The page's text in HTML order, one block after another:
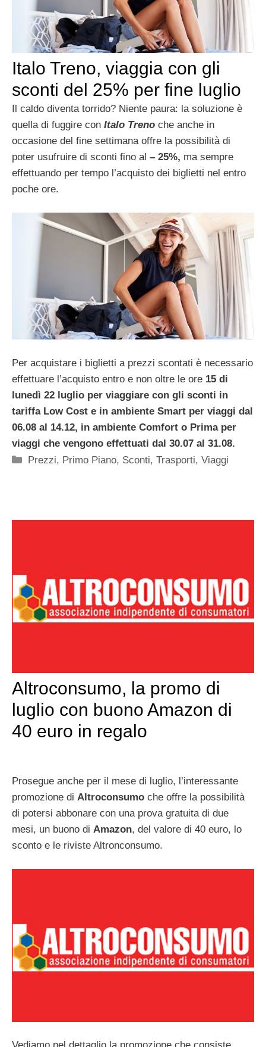
Italo Treno, viaggia con gli
sconti del 25% per fine luglio
Il caldo diventa torrido? Niente paura: la soluzione è
quella di fuggire con Italo Treno che anche in
occasione del fine settimana offre la possibilità di
poter usufruire di sconti fino al – 25%, ma sempre
effettuando per tempo l’acquisto dei biglietti nel entro
poche ore.
Per acquistare i biglietti a prezzi scontati è necessario
effettuare l’acquisto entro e non oltre le ore 15 di
lunedì 22 luglio per viaggiare con gli sconti in
tariffa Low Cost e in ambiente Smart per viaggi dal
06.08 al 14.12, in ambiente Comfort o Prima per
viaggi che vengono effettuati dal 30.07 al 31.08.
Categorie
Prezzi, Primo Piano, Sconti,Trasporti,Viaggi
Altroconsumo, la promo di
luglio con buono Amazon di
40 euro in regalo
Prosegue anche per il mese di luglio, l’interessante
promozione di Altroconsumo che offre la possibilità
di potersi abbonare con una prova gratuita di due
mesi, un buono di Amazon, del valore di 40 euro, lo
sconto e le riviste Altronconsumo.